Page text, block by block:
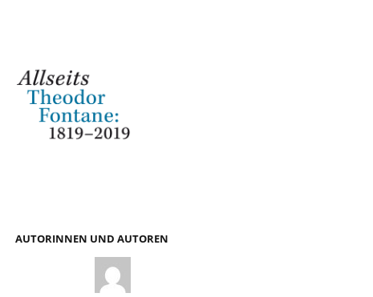
AUTORINNEN UND AUTOREN